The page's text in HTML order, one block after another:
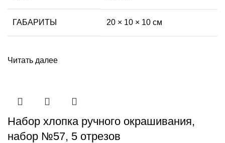
ГАБАРИТЫ 20 × 10 × 10 см
Читать далее
Набор хлопка ручного окрашивания,
набор №57, 5 отрезов